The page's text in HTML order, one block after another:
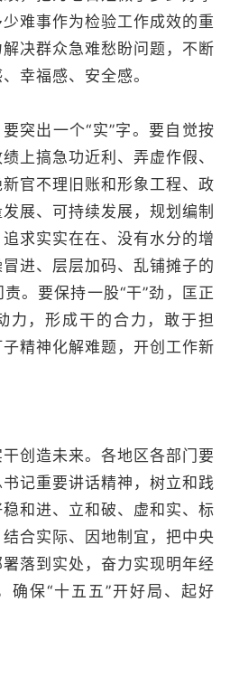
难事作为检验工作成效的重
决群众急难愁盼问题，不断
幸福感、安全感。
出一个“实”字。要自觉按
上搞急功近利、弄虚作假、
官不理旧账和形象工程、政
展、可持续发展，规划编制
求实实在在、没有水分的增
进、层层加码、乱铺摊子的
。要保持一股“干”劲，匡正
力，形成干的合力，敢于担
精神化解难题，开创工作新
造未来。各地区各部门要
记重要讲话精神，树立和践
和进、立和破、虚和实、标
合实际、因地制宜，把中央
落到实处，奋力实现明年经
确保“十五五”开好局、起好